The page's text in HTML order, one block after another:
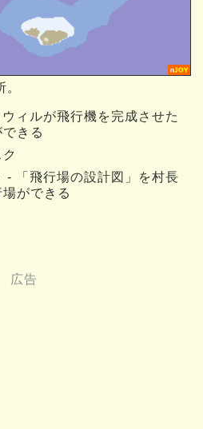
ィルが飛行機を完成させた
きる
- 「飛行場の設計図」を村長
ができる